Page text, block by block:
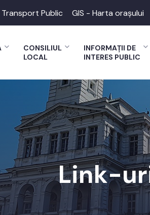
Transport Public GIS - Harta orașului
CONSILIUL
LOCAL
INFORMAȚII DE
INTERES PUBLIC
Link-